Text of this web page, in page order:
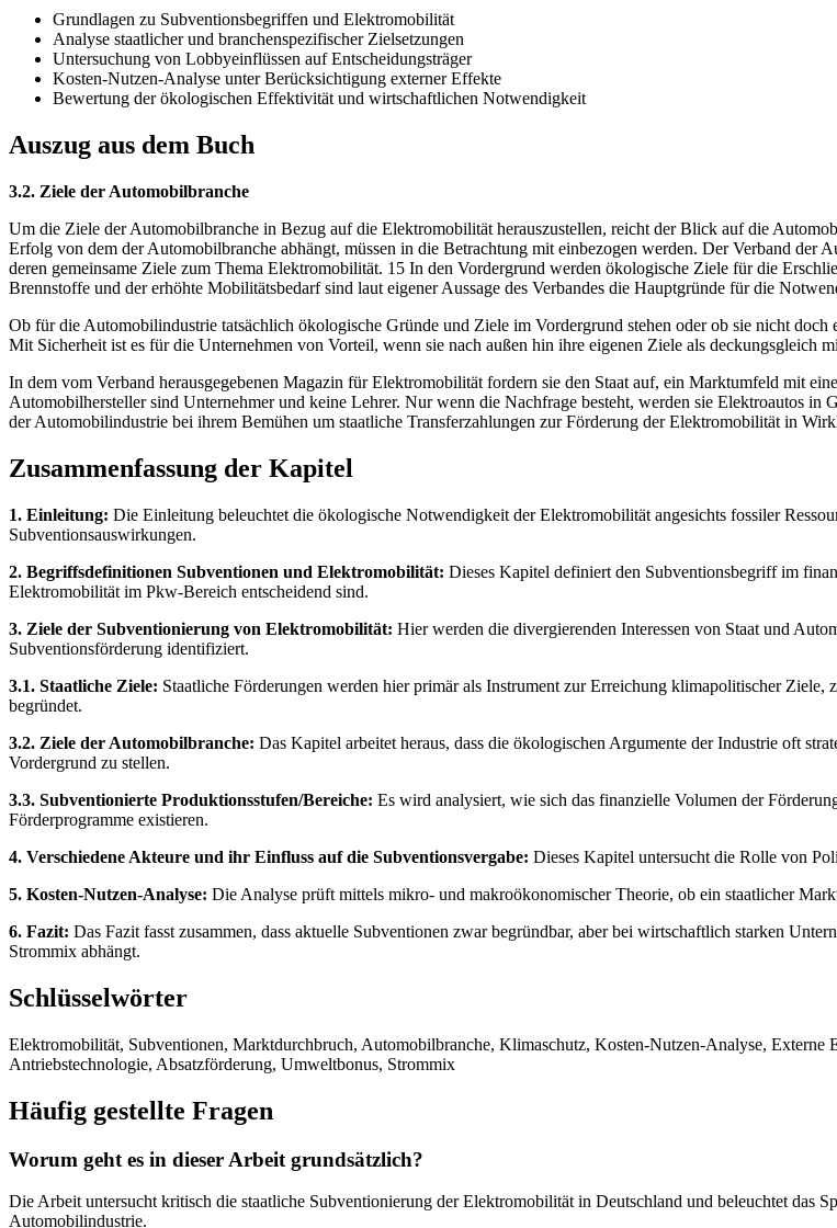
Grundlagen zu Subventionsbegriffen und Elektromobilität
Analyse staatlicher und branchenspezifischer Zielsetzungen
Untersuchung von Lobbyeinflüssen auf Entscheidungsträger
Kosten-Nutzen-Analyse unter Berücksichtigung externer Effekte
Bewertung der ökologischen Effektivität und wirtschaftlichen Notwendigkeit
Auszug aus dem Buch
3.2. Ziele der Automobilbranche
Um die Ziele der Automobilbranche in Bezug auf die Elektromobilität herauszustellen, reicht der Blick auf die
Erfolg von dem der Automobilbranche abhängt, müssen in die Betrachtung mit einbezogen werden. Der Verband der
deren gemeinsame Ziele zum Thema Elektromobilität. 15 In den Vordergrund werden ökologische Ziele für die
Brennstoffe und der erhöhte Mobilitätsbedarf sind laut eigener Aussage des Verbandes die Hauptgründe für die
Ob für die Automobilindustrie tatsächlich ökologische Gründe und Ziele im Vordergrund stehen oder ob sie nicht
Mit Sicherheit ist es für die Unternehmen von Vorteil, wenn sie nach außen hin ihre eigenen Ziele als deckungsgleich
In dem vom Verband herausgegebenen Magazin für Elektromobilität fordern sie den Staat auf, ein Marktumfeld mit
Automobilhersteller sind Unternehmer und keine Lehrer. Nur wenn die Nachfrage besteht, werden sie Elektroautos in
der Automobilindustrie bei ihrem Bemühen um staatliche Transferzahlungen zur Förderung der Elektromobilität in
Zusammenfassung der Kapitel
1. Einleitung: Die Einleitung beleuchtet die ökologische Notwendigkeit der Elektromobilität angesichts fossiler
Subventionsauswirkungen.
2. Begriffsdefinitionen Subventionen und Elektromobilität: Dieses Kapitel definiert den Subventionsbegriff im
Elektromobilität im Pkw-Bereich entscheidend sind.
3. Ziele der Subventionierung von Elektromobilität: Hier werden die divergierenden Interessen von Staat und
Subventionsförderung identifiziert.
3.1. Staatliche Ziele: Staatliche Förderungen werden hier primär als Instrument zur Erreichung klimapolitischer
begründet.
3.2. Ziele der Automobilbranche: Das Kapitel arbeitet heraus, dass die ökologischen Argumente der Industrie oft
Vordergrund zu stellen.
3.3. Subventionierte Produktionsstufen/Bereiche: Es wird analysiert, wie sich das finanzielle Volumen der
Förderprogramme existieren.
4. Verschiedene Akteure und ihr Einfluss auf die Subventionsvergabe: Dieses Kapitel untersucht die Rolle von
5. Kosten-Nutzen-Analyse: Die Analyse prüft mittels mikro- und makroökonomischer Theorie, ob ein staatlicher
6. Fazit: Das Fazit fasst zusammen, dass aktuelle Subventionen zwar begründbar, aber bei wirtschaftlich starken
Strommix abhängt.
Schlüsselwörter
Elektromobilität, Subventionen, Marktdurchbruch, Automobilbranche, Klimaschutz, Kosten-Nutzen-Analyse,
Antriebstechnologie, Absatzförderung, Umweltbonus, Strommix
Häufig gestellte Fragen
Worum geht es in dieser Arbeit grundsätzlich?
Die Arbeit untersucht kritisch die staatliche Subventionierung der Elektromobilität in Deutschland und beleuchtet das
Automobilindustrie.